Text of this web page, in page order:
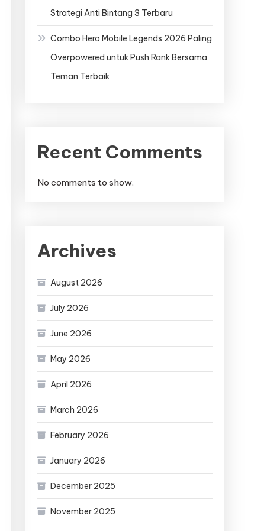
Strategi Anti Bintang 3 Terbaru
Combo Hero Mobile Legends 2026 Paling
Overpowered untuk Push Rank Bersama
Teman Terbaik
Recent Comments
No comments to show.
Archives
August 2026
July 2026
June 2026
May 2026
April 2026
March 2026
February 2026
January 2026
December 2025
November 2025